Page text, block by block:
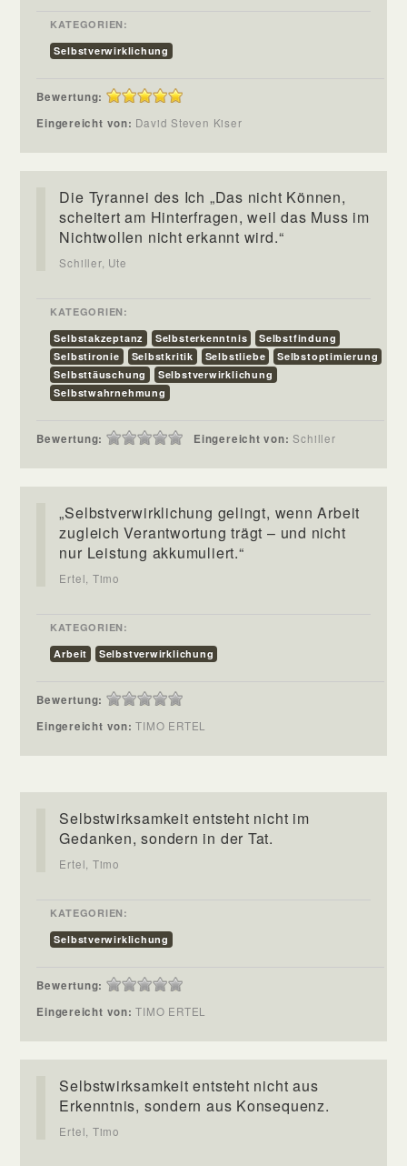
KATEGORIEN:
Selbstverwirklichung
Bewertung:
Eingereicht von: David Steven Kiser
Die Tyrannei des Ich „Das nicht Können,
scheitert am Hinterfragen, weil das Muss im
Nichtwollen nicht erkannt wird.“
Schiller, Ute
KATEGORIEN:
Selbstakzeptanz
Selbsterkenntnis
Selbstfindung
Selbstironie
Selbstkritik Selbstliebe
Selbstoptimierung
Selbsttäuschung
Selbstverwirklichung
Selbstwahrnehmung
Bewertung: Eingereicht von:Schiller
„Selbstverwirklichung gelingt, wenn Arbeit
zugleich Verantwortung trägt – und nicht
nur Leistung akkumuliert.“
Ertel, Timo
KATEGORIEN:
Arbeit
Selbstverwirklichung
Bewertung:
Eingereicht von:TIMO ERTEL
Selbstwirksamkeit entsteht nicht im
Gedanken, sondern in der Tat.
Ertel, Timo
KATEGORIEN:
Selbstverwirklichung
Bewertung:
Eingereicht von:TIMO ERTEL
Selbstwirksamkeit entsteht nicht aus
Erkenntnis, sondern aus Konsequenz.
Ertel, Timo